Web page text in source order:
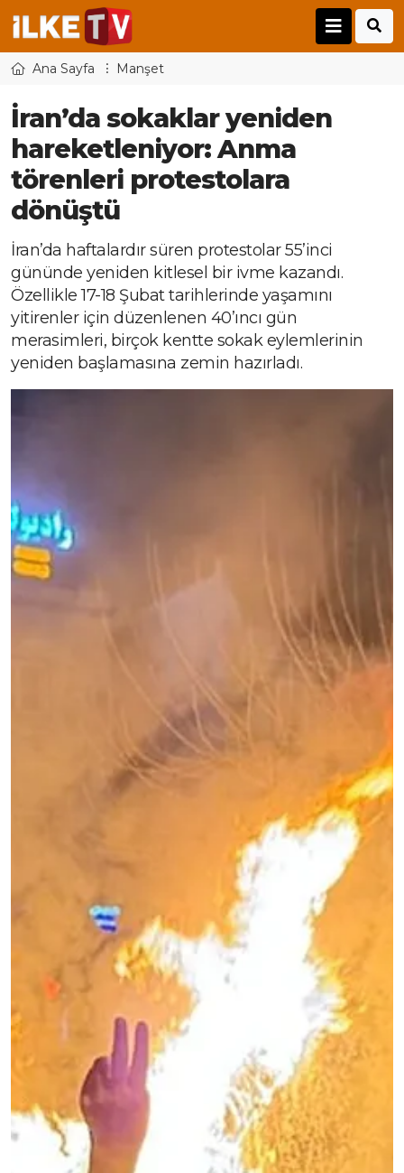
Ana Sayfa Manşet
İran’da sokaklar yeniden
hareketleniyor: Anma
törenleri protestolara
dönüştü
İran’da haftalardır süren protestolar 55’inci
gününde yeniden kitlesel bir ivme kazandı.
Özellikle 17-18 Şubat tarihlerinde yaşamını
yitirenler için düzenlenen 40’ıncı gün
merasimleri, birçok kentte sokak eylemlerinin
yeniden başlamasına zemin hazırladı.